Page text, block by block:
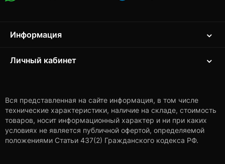
Информация
Личный кабинет
Вся представленная на сайте информация, в том числе
технические характеристики, наличие на складе, стоимость
товаров, носит информационный характер и ни при каких
условиях не является публичной офертой, определяемой
положениями Статьи 437(2) Гражданского кодекса РФ.